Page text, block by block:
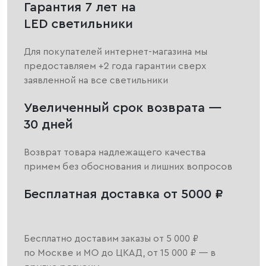
Гарантия 7 лет на
LED светильники
Для покупателей интернет-магазина мы
предоставляем +2 года гарантии сверх
заявленной на все светильники
Увеличенный срок возврата —
30 дней
Возврат товара надлежащего качества
примем без обоснования и лишних вопросов
Бесплатная доставка от 5000 ₽
Бесплатно доставим заказы от 5 000 ₽
по Москве и МО до ЦКАД, от 15 000 ₽ — в